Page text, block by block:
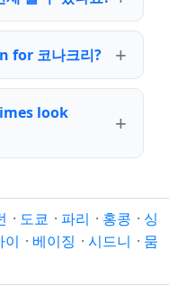
for 코나크리?
look
· 도쿄 · 파리 · 홍콩 · 싱
이 · 베이징 · 시드니 · 뭄